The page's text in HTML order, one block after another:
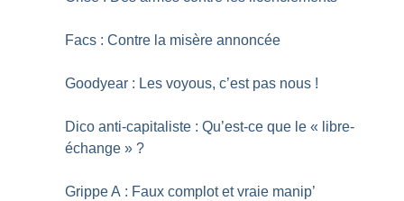
Facs : Contre la misère annoncée
Goodyear : Les voyous, c’est pas nous !
Dico anti-capitaliste : Qu’est-ce que le « libre-
échange » ?
Grippe A : Faux complot et vraie manip’